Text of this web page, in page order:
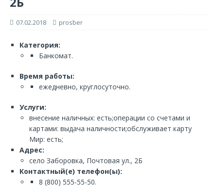
07.02.2018 prosber
Категория:
Банкомат.
Время работы:
ежедневно, круглосуточно.
Услуги:
внесение наличных: есть;операции со счетами и
картами: выдача наличности;обслуживает карту
Мир: есть;
Адрес:
село Заборовка, Почтовая ул., 2Б
Контактный(е) телефон(ы):
8 (800) 555-55-50.